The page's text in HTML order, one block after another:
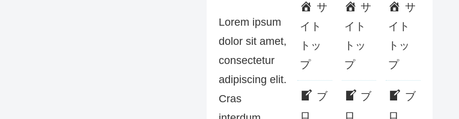
Lorem ipsum
dolor sit amet,
consectetur
adipiscing elit.
Cras
サ
イト
トッ
プ
ブ
ロ
サ
イト
トッ
プ
ブ
ロ
サ
イト
トッ
プ
ブ
ロ